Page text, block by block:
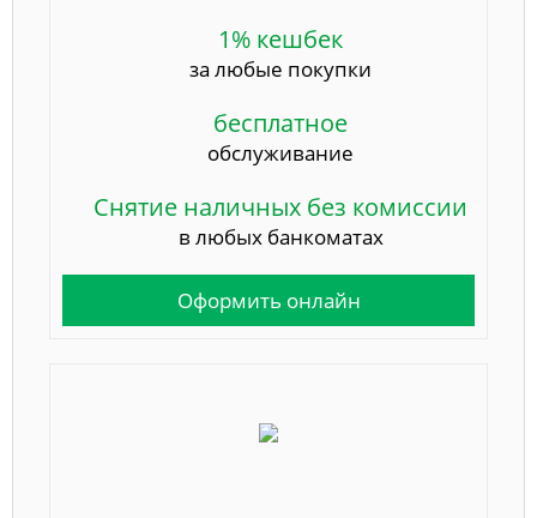
1% кешбек
за любые покупки
бесплатное
обслуживание
Снятие наличных без комиссии
в любых банкоматах
Оформить онлайн